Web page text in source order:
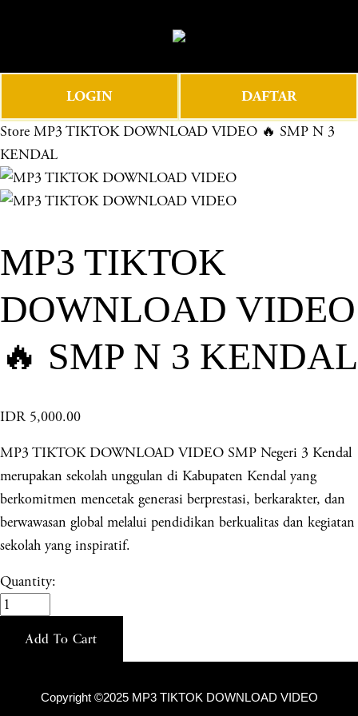
e
e
n
u
LOGIN DAFTAR
Store MP3 TIKTOK DOWNLOAD VIDEO 🔥 SMP N 3
KENDAL
MP3 TIKTOK
DOWNLOAD VIDEO
🔥 SMP N 3 KENDAL
IDR 5,000.00
MP3 TIKTOK DOWNLOAD VIDEO SMP Negeri 3 Kendal
merupakan sekolah unggulan di Kabupaten Kendal yang
berkomitmen mencetak generasi berprestasi, berkarakter, dan
berwawasan global melalui pendidikan berkualitas dan kegiatan
sekolah yang inspiratif.
Quantity:
Add To Cart
Copyright ©2025 MP3 TIKTOK DOWNLOAD VIDEO